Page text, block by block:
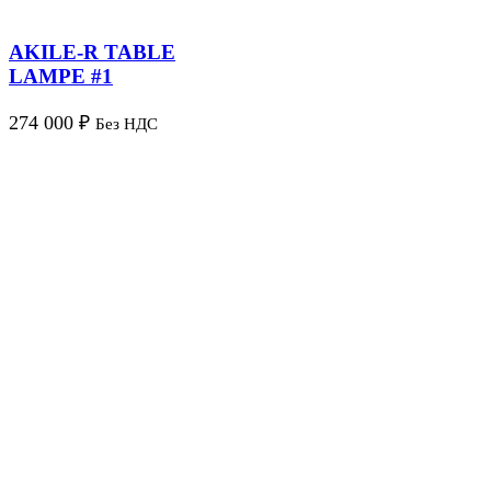
AKILE-R TABLE
LAMPE #1
274 000 ₽ Без НДС